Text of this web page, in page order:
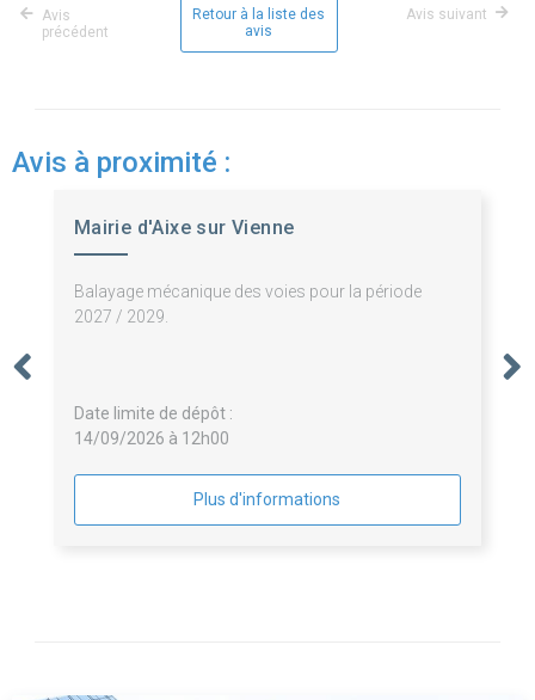
Avis
précédent
Retour à la liste des
avis
Avis suivant
Avis à proximité :
Mairie d'Aixe sur Vienne
Balayage mécanique des voies pour la période
2027 / 2029.
Date limite de dépôt :
14/09/2026 à 12h00
Plus d'informations